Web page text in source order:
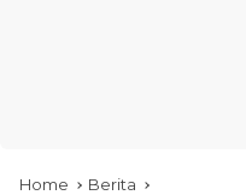
Home Berita